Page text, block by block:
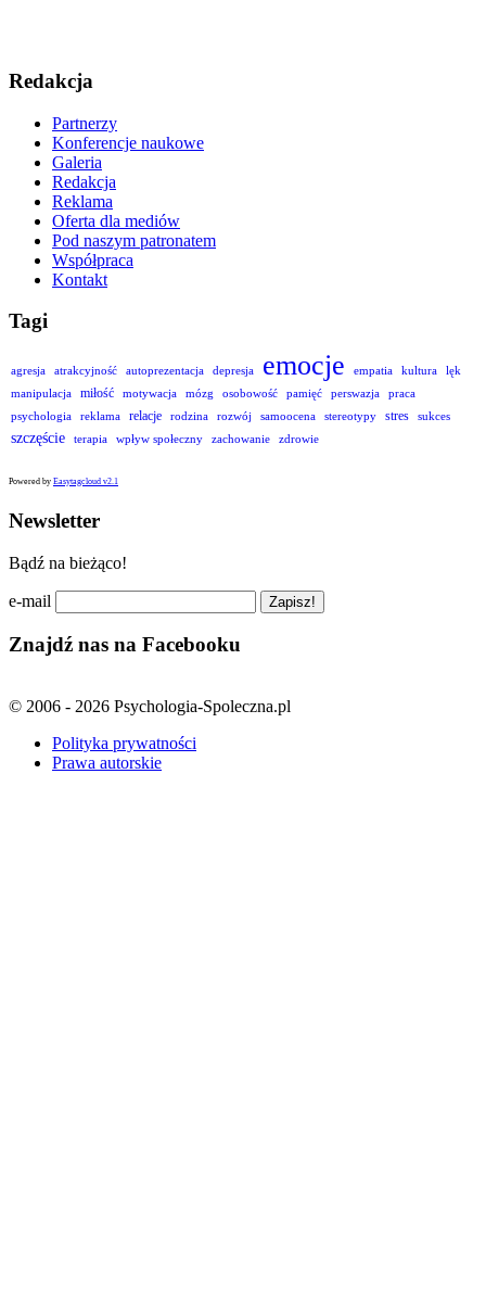
Redakcja
Partnerzy
Konferencje naukowe
Galeria
Redakcja
Reklama
Oferta dla mediów
Pod naszym patronatem
Współpraca
Kontakt
Tagi
agresja atrakcyjność autoprezentacja depresja emocje empatia kultura
lęk
manipulacja
miłość motywacja mózg osobowość pamięć perswazja
praca
psychologia
reklama relacje rodzina rozwój samoocena stereotypy stres sukces
szczęście terapia wpływ społeczny zachowanie zdrowie
Powered by Easytagcloud v2.1
Newsletter
Bądź na bieżąco!
e-mail
Znajdź nas na Facebooku
© 2006 - 2026 Psychologia-Spoleczna.pl
Polityka prywatności
Prawa autorskie